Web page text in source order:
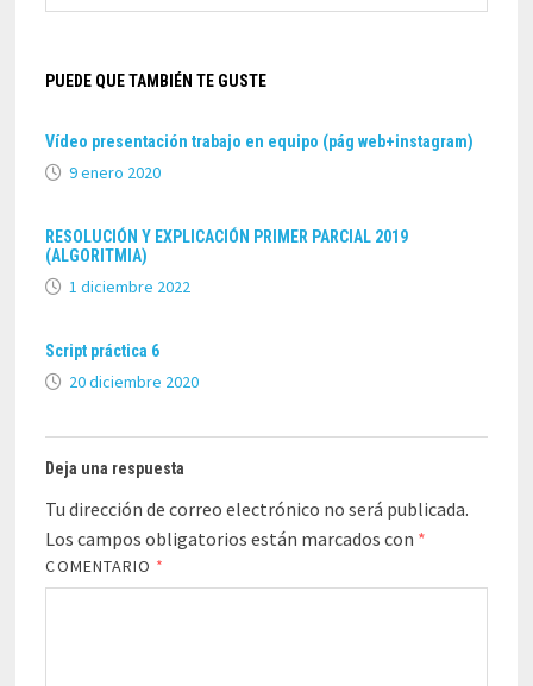
PUEDE QUE TAMBIÉN TE GUSTE
Vídeo presentación trabajo en equipo (pág web+instagram)
9 enero 2020
RESOLUCIÓN Y EXPLICACIÓN PRIMER PARCIAL 2019
(ALGORITMIA)
1 diciembre 2022
Script práctica 6
20 diciembre 2020
Deja una respuesta
Tu dirección de correo electrónico no será publicada.
Los campos obligatorios están marcados con *
COMENTARIO *